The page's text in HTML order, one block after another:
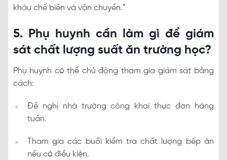
khâu chế biến và vận chuyển.”
5. Phụ huynh cần làm gì để giám
sát chất lượng suất ăn trường học?
Phụ huynh có thể chủ động tham gia giám sát bằng
cách:
Đề nghị nhà trường công khai thực đơn hàng
tuần.
Tham gia các buổi kiểm tra chất lượng bếp ăn
nếu có điều kiện.